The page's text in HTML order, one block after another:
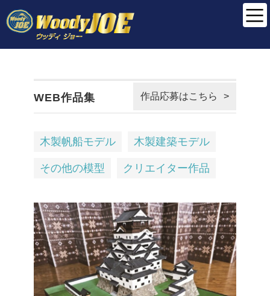
WEB作品集
木製帆船モデル 木製建築モデル
その他の模型 クリエイター作品
作品応募はこちら